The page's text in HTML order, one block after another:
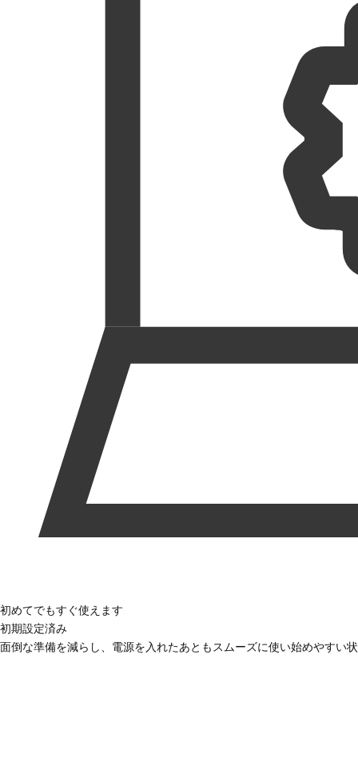
初めてでもすぐ使えます
初期設定済み
面倒な準備を減らし、電源を入れたあともスムーズに使い始めやすい